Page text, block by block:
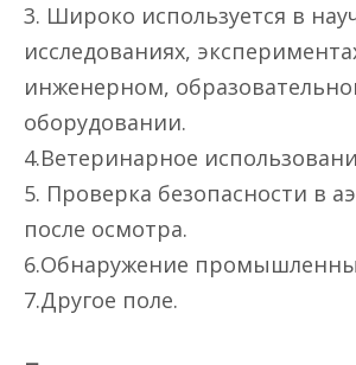
3. Широко используется в
исследованиях,
инженерном,
оборудовании.
4.Ветеринарное
5. Проверка безопасности в
после осмотра.
6.Обнаружение
7.Другое поле.